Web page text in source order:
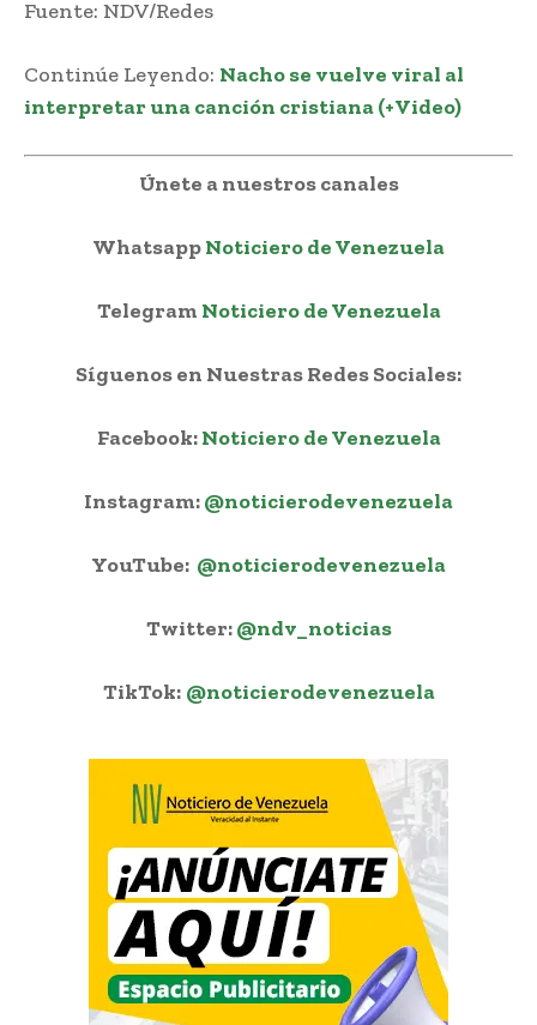
Fuente: NDV/Redes
Continúe Leyendo: Nacho se vuelve viral al
interpretar una canción cristiana (+Video)
Únete a nuestros canales
WhatsappNoticiero de Venezuela
Telegram Noticiero de Venezuela
Síguenos en Nuestras Redes Sociales:
Facebook:Noticiero de Venezuela
Instagram:@noticierodevenezuela
YouTube: @noticierodevenezuela
Twitter:@ndv_noticias
TikTok: @noticierodevenezuela